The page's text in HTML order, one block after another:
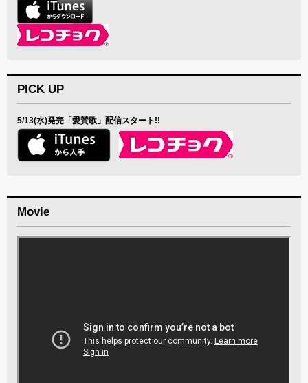
PICK UP
5/13(水)発売「愛賛歌」配信スタート!!
Movie